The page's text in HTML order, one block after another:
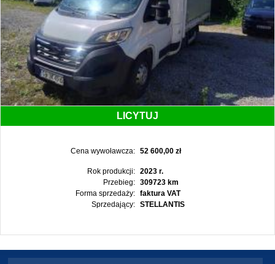
LICYTUJ
Cena wywoławcza: 52 600,00 zł
Rok produkcji:
2023 r.
Przebieg:
309723 km
Forma sprzedaży:
faktura VAT
Sprzedający:
STELLANTIS